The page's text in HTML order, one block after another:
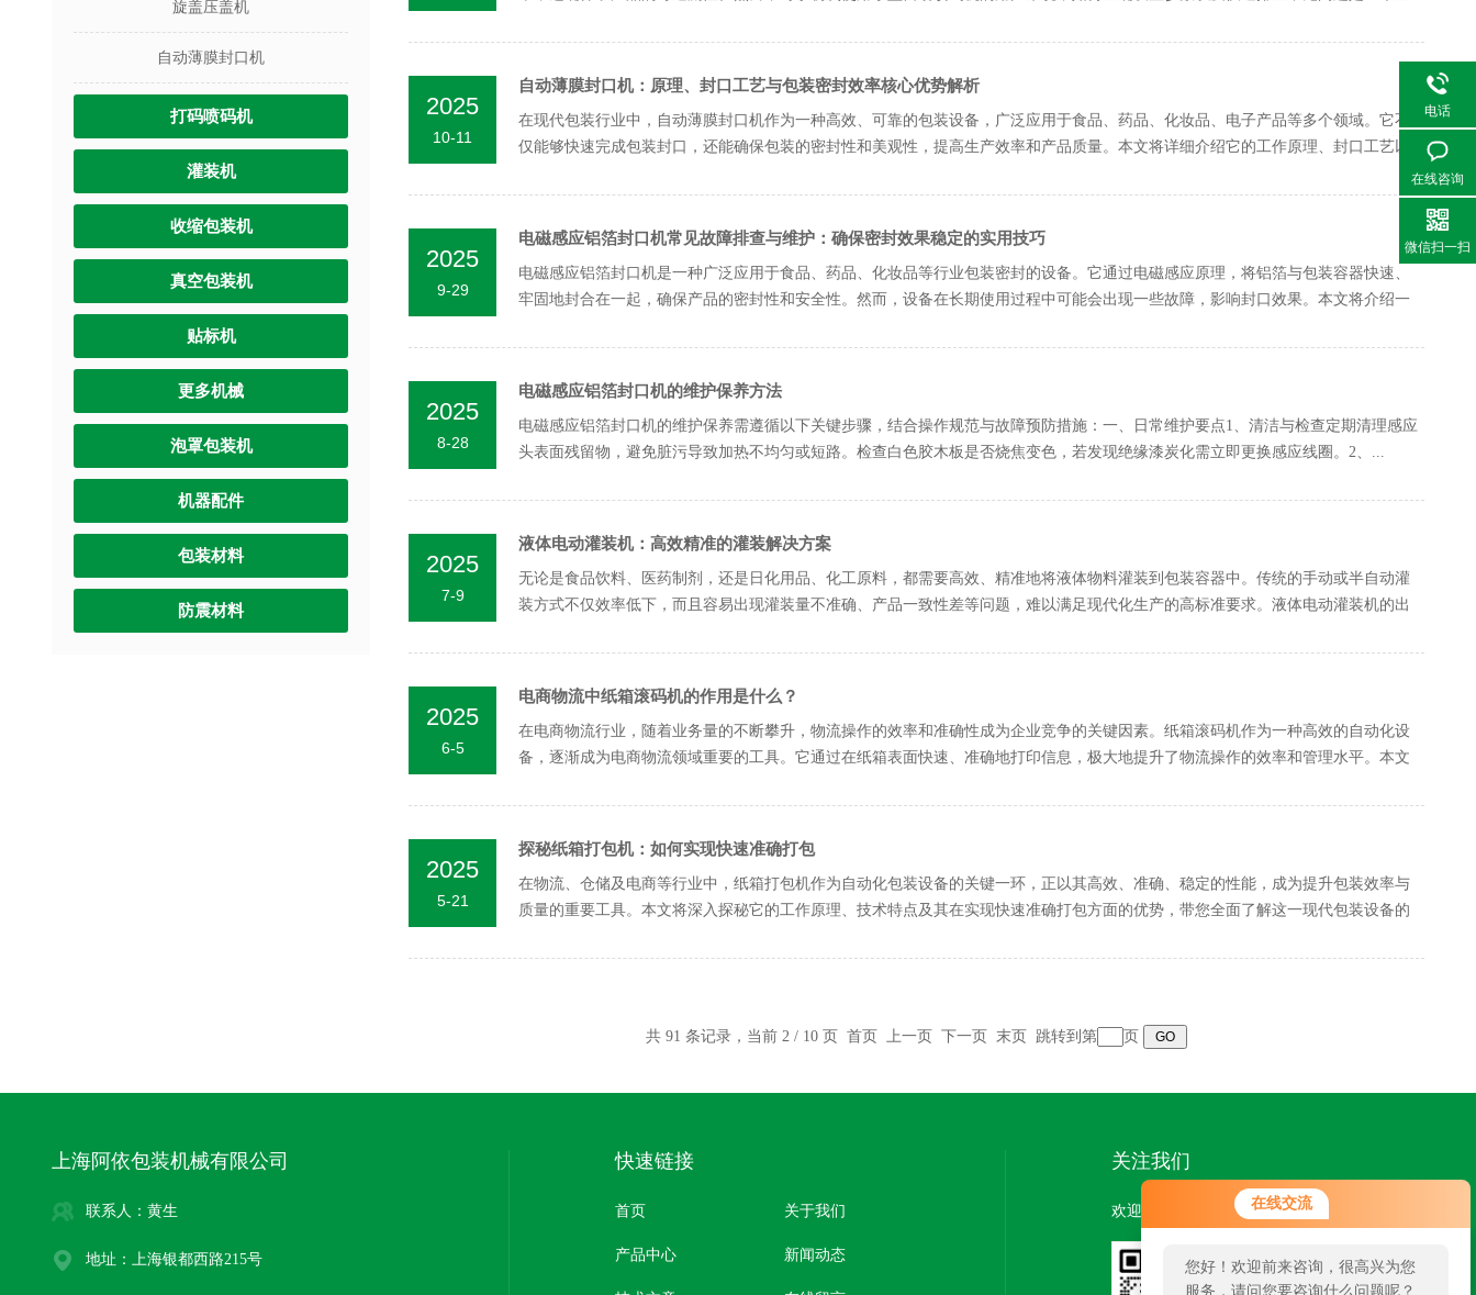
在线交流
您好！欢迎前来咨询，很高兴为您
服务，请问您要咨询什么问题呢？
旋盖压盖机
自动薄膜封口机
打码喷码机
灌装机
收缩包装机
真空包装机
贴标机
更多机械
泡罩包装机
机器配件
包装材料
防震材料
2025
10-11
自动薄膜封口机：原理、封口工艺与包装密封效率核心优势解析
在现代包装行业中，自动薄膜封口机作为一种高效、可靠的包装设备，广泛应用于食品、药品、化妆品、电子产品等多个领域。它不
仅能够快速完成包装封口，还能确保包装的密封性和美观性，提高生产效率和产品质量。本文将详细介绍它的工作原理、封口工艺以
2025
9-29
电磁感应铝箔封口机常见故障排查与维护：确保密封效果稳定的实用技巧
电磁感应铝箔封口机是一种广泛应用于食品、药品、化妆品等行业包装密封的设备。它通过电磁感应原理，将铝箔与包装容器快速、
牢固地封合在一起，确保产品的密封性和安全性。然而，设备在长期使用过程中可能会出现一些故障，影响封口效果。本文将介绍一
2025
8-28
电磁感应铝箔封口机的维护保养方法
电磁感应铝箔封口机的维护保养需遵循以下关键步骤，结合操作规范与故障预防措施：一、日常维护要点‌1、清洁与检查‌定期清理感应
头表面残留物，避免脏污导致加热不均匀或短路‌。检查白色胶木板是否烧焦变色，若发现绝缘漆炭化需立即更换感应线圈‌。‌2、...
2025
7-9
液体电动灌装机：高效精准的灌装解决方案
无论是食品饮料、医药制剂，还是日化用品、化工原料，都需要高效、精准地将液体物料灌装到包装容器中。传统的手动或半自动灌
装方式不仅效率低下，而且容易出现灌装量不准确、产品一致性差等问题，难以满足现代化生产的高标准要求。液体电动灌装机的出
2025
6-5
电商物流中纸箱滚码机的作用是什么？
在电商物流行业，随着业务量的不断攀升，物流操作的效率和准确性成为企业竞争的关键因素。纸箱滚码机作为一种高效的自动化设
备，逐渐成为电商物流领域重要的工具。它通过在纸箱表面快速、准确地打印信息，极大地提升了物流操作的效率和管理水平。本文
2025
5-21
探秘纸箱打包机：如何实现快速准确打包
在物流、仓储及电商等行业中，纸箱打包机作为自动化包装设备的关键一环，正以其高效、准确、稳定的性能，成为提升包装效率与
质量的重要工具。本文将深入探秘它的工作原理、技术特点及其在实现快速准确打包方面的优势，带您全面了解这一现代包装设备的
共 91 条记录，当前 2 / 10 页 首页 上一页 下一页 末页 跳转到第 页
上海阿依包装机械有限公司
联系人：黄生
地址：上海银都西路215号
快速链接
首页 关于我们
产品中心 新闻动态
关注我们
欢迎您加我微信了解更多信息：
电话
在线咨询
微信扫一扫